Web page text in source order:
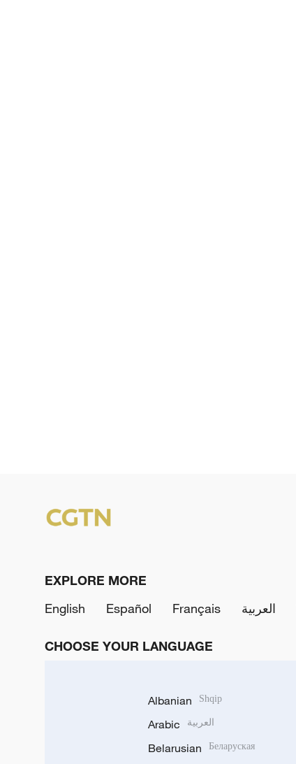
EXPLORE MORE
English
Español Français العربية
CHOOSE YOUR LANGUAGE
Albanian Shqip
Arabic العربية
Belarusian Беларуская